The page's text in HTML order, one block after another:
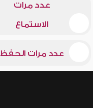
عدد مرات
الاستماع
عدد مرات الحفظ